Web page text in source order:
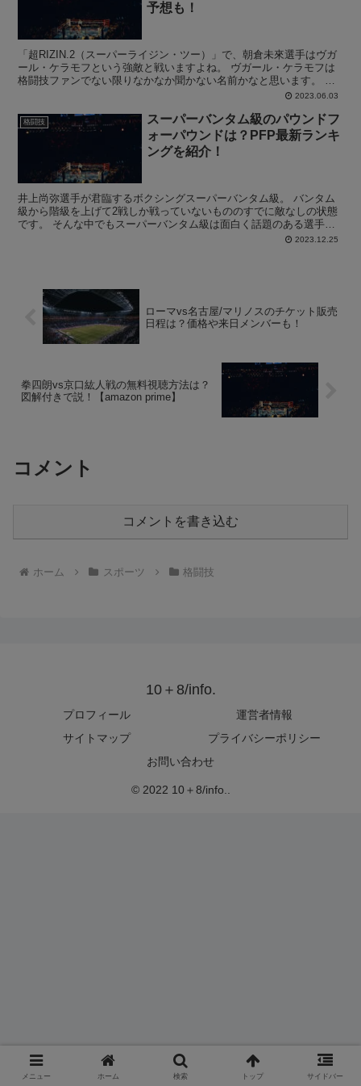
予想も！
「超RIZIN.2（スーパーライジン・ツー）」で、朝倉未來選手はヴガ
ール・ケラモフという強敵と戦いますよね。 ヴガール・ケラモフは
格闘技ファンでない限りなかなか聞かない名前かなと思います。 そ
2023.06.03
格闘技
スーパーバンタム級のパウンドフ
ォーパウンドは？PFP最新ランキ
ングを紹介！
井上尚弥選手が君臨するボクシングスーパーバンタム級。 バンタム
級から階級を上げて2戦しか戦っていないもののすでに敵なしの状態
です。 そんな中でもスーパーバンタム級は面白く話題のある選手も
多いのも事実です。 そこでこの記事では、スーパーバンタ...2023.12.25
ローマvs名古屋/マリノスのチケット販売
日程は？価格や来日メンバーも！
拳四朗vs京口紘人戦の無料視聴方法は？
図解付きで説！【amazon prime】
コメント
コメントを書き込む
ホーム スポーツ 格闘技
10＋8/info.
プロフィール
運営者情報
サイトマップ
プライバシーポリシー
お問い合わせ
© 2022 10＋8/info..
メニュー ホーム 検索 トップ サイドバー